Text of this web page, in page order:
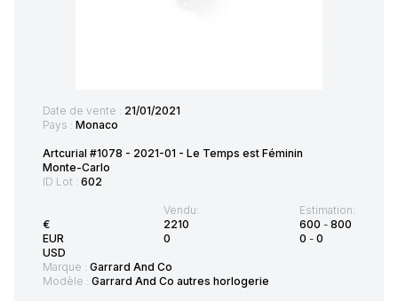
Date de vente : 21/01/2021
Pays : Monaco
Artcurial #1078 - 2021-01 - Le Temps est Féminin
Monte-Carlo
ID Lot : 602
€
EUR
USD
Vendu:
2210
0
Estimation:
600 - 800
0 - 0
Marque : Garrard And Co
Modèle : Garrard And Co autres horlogerie